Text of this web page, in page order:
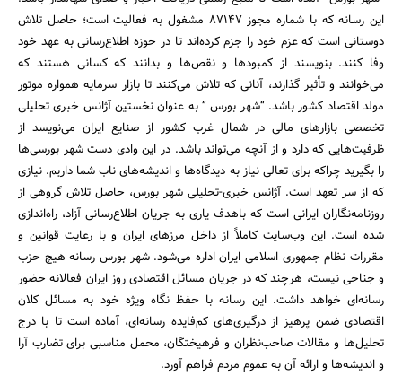
این رسانه که با شماره مجوز 87147 مشغول به فعالیت است؛ حاصل تلاش
دوستانی است که عزم خود را جزم کرده‌اند تا در حوزه اطلاع‌رسانی به عهد خود
وفا کنند. بنویسند از کمبودها و نقص‌ها و بدانند که کسانی هستند که
می‌خوانند و تأثیر گذارند، آنانی که تلاش می‌کنند تا بازار سرمایه همواره موتور
مولد اقتصاد کشور باشد. “شهر بورس ” به عنوان نخستین آژانس خبری تحلیلی
تخصصی بازارهای مالی در شمال غرب کشور از صنایع ایران می‌نویسد از
ظرفیت‌هایی که دارد و از آنچه می‌تواند باشد. در این وادی دست شهر بورسی‌ها
را بگیرید چراکه برای تعالی نیاز به دیدگاه‌ها و اندیشه‌های ناب شما داریم. نیازی
که از سر تعهد است. آژانس خبری-تحلیلی شهر بورس، حاصل تلاش گروهی از
روزنامه‌نگاران ایرانی است که باهدف یاری به جریان اطلاع‌رسانی آزاد، راه‌اندازی
شده است. این وب‌سایت کاملاً از داخل مرزهای ایران و با رعایت قوانین و
مقررات نظام جمهوری اسلامی ایران اداره می‌شود. شهر بورس رسانه هیچ حزب
و جناحی نیست، هرچند که در جریان مسائل اقتصادی روز ایران فعالانه حضور
رسانه‌ای خواهد داشت. این رسانه با حفظ نگاه ویژه خود به مسائل کلان
اقتصادی ضمن پرهیز از درگیری‌های کم‌فایده رسانه‌ای، آماده است تا با درج
تحلیل‌ها و مقالات صاحب‌نظران و فرهیختگان، محمل مناسبی برای تضارب آرا
و اندیشه‌ها و ارائه آن به عموم مردم فراهم آورد.